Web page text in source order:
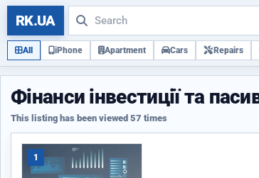
RK.UA
All iPhone Apartment Cars Repairs
Фінанси інвестиції та
This listing has been viewed 57 times
1